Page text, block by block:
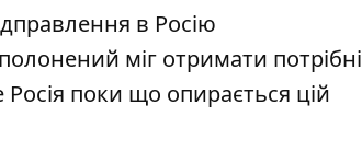
в Росію
міг отримати потрібні
Росія поки що опирається цій